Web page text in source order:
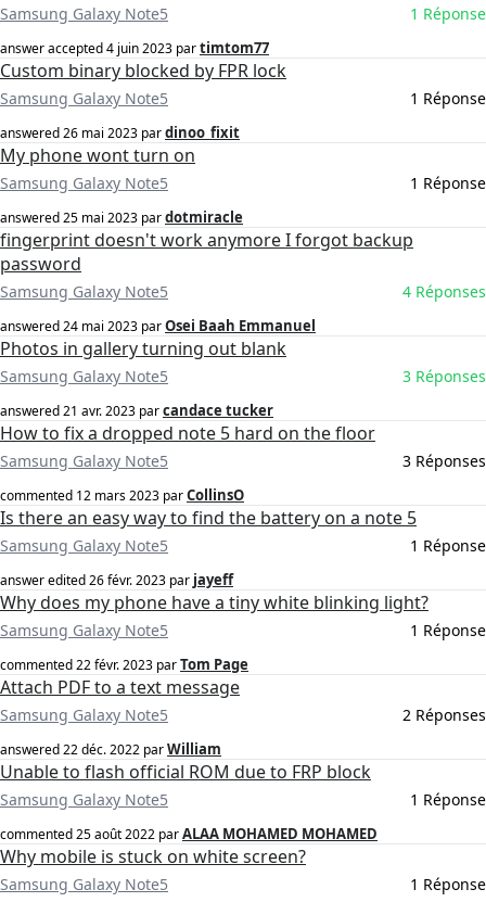
Samsung Galaxy Note5 1 Réponse
answer accepted4 juin 2023 partimtom77
Custom binary blocked by FPR lock
Samsung Galaxy Note5 1 Réponse
answered26 mai 2023 pardinoo_fixit
My phone wont turn on
Samsung Galaxy Note5 1 Réponse
answered25 mai 2023 pardotmiracle
fingerprint doesn't work anymore I forgot backup
password
Samsung Galaxy Note5 4 Réponses
answered24 mai 2023 parOsei Baah Emmanuel
Photos in gallery turning out blank
Samsung Galaxy Note5 3 Réponses
answered21 avr. 2023 parcandace tucker
How to fix a dropped note 5 hard on the floor
Samsung Galaxy Note5 3 Réponses
commented 12 mars 2023 parCollinsO
Is there an easy way to find the battery on a note 5
Samsung Galaxy Note5 1 Réponse
answer edited26 févr. 2023 par jayeff
Why does my phone have a tiny white blinking light?
Samsung Galaxy Note5 1 Réponse
commented22 févr. 2023 parTom Page
Attach PDF to a text message
Samsung Galaxy Note5 2 Réponses
answered22 déc. 2022 parWilliam
Unable to flash official ROM due to FRP block
Samsung Galaxy Note5 1 Réponse
commented25 août 2022 parALAA MOHAMED MOHAMED
Why mobile is stuck on white screen?
Samsung Galaxy Note5 1 Réponse